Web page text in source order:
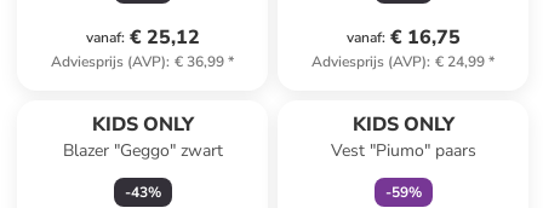
vanaf: € 25,12
Adviesprijs (AVP): € 36,99*
vanaf: € 16,75
Adviesprijs (AVP): € 24,99*
KIDS ONLY
Blazer "Geggo" zwart
-43%
KIDS ONLY
Vest "Piumo" paars
-59%